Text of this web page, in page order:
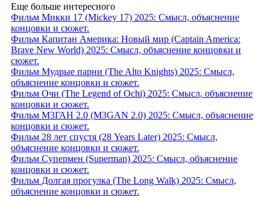
Еще больше интересного
Фильм Микки 17 (Mickey 17) 2025: Смысл, объяснение
концовки и сюжет.
Фильм Капитан Америка: Новый мир (Captain America:
Brave New World) 2025: Смысл, объяснение концовки и
сюжет.
Фильм Мудрые парни (The Alto Knights) 2025: Смысл,
объяснение концовки и сюжет.
Фильм Очи (The Legend of Ochi) 2025: Смысл, объяснение
концовки и сюжет.
Фильм М3ГАН 2.0 (M3GAN 2.0) 2025: Смысл, объяснение
концовки и сюжет.
Фильм 28 лет спустя (28 Years Later) 2025: Смысл,
объяснение концовки и сюжет.
Фильм Супермен (Superman) 2025: Смысл, объяснение
концовки и сюжет.
Фильм Долгая прогулка (The Long Walk) 2025: Смысл,
объяснение концовки и сюжет.